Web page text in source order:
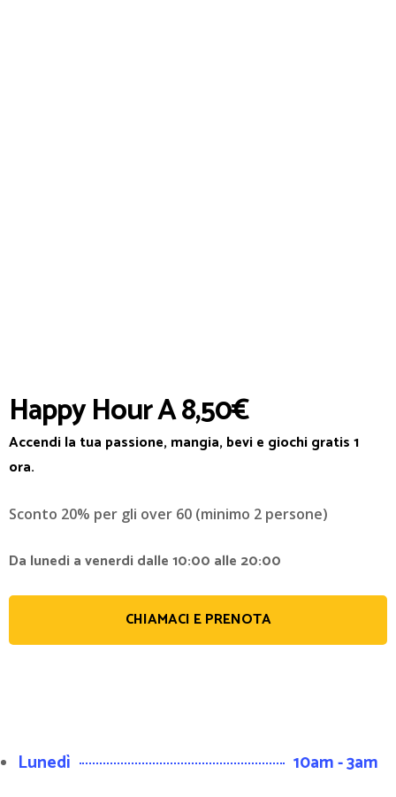
Happy Hour A 8,50€
Accendi la tua passione, mangia, bevi e giochi gratis 1
ora.
Sconto 20% per gli over 60 (minimo 2 persone)
Da lunedi a venerdi dalle 10:00 alle 20:00
CHIAMACI E PRENOTA
Lunedì 10am - 3am